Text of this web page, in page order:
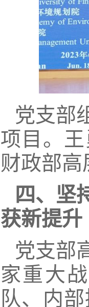
党支部
项目。
财政部
四、坚
获新提升
党支部
家重大
队、内